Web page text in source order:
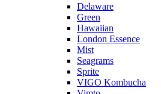
Delaware
Green
Hawaiian
London Essence
Mist
Seagrams
Sprite
VIGO Kombucha